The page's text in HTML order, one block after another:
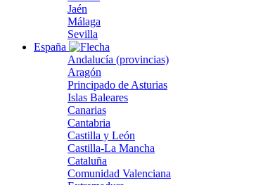
Jaén
Málaga
Sevilla
España
Andalucía (provincias)
Aragón
Principado de Asturias
Islas Baleares
Canarias
Cantabria
Castilla y León
Castilla-La Mancha
Cataluña
Comunidad Valenciana